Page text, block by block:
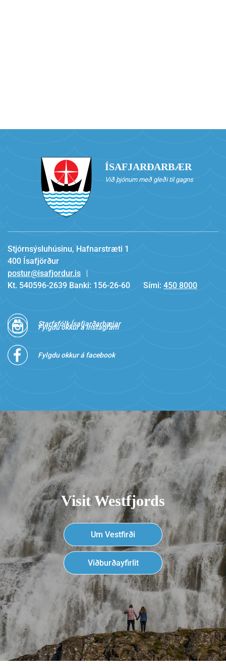
ÍSAFJARÐARBÆR
Við þjónum með gleði til gagns
Stjórnsýsluhúsinu, Hafnarstræti 1
400 Ísafjörður
postur@isafjordur.is
Kt. 540596-2639 Banki: 156-26-60
Sími: 450 8000
Fylgdu okkur á Instagram
Fylgdu okkur á facebook
Starfsfólk Ísafjarðarbæjar
Visit Westfjords
Um Vestfirði
Viðburðayfirlit